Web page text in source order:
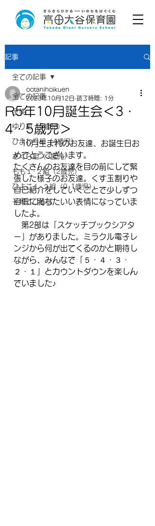
記事
全ての記事
全体
ゆり組（5歳児）
ひまわり組（4歳児）
さくら組（3歳児）
もも１･２組（2歳児）
ひよこ１･２組（0･1歳児）
子育てひろば
全ての記事
R5年10月誕生会＜3・
4・5歳児＞
ootanihoikuen
2023年10月12日 読了時間: 1分
10月生まれのお友達、お誕生日お
めでとうございます。
たくさんのお友達を目の前にして緊
張した様子のお友達。くす玉割りや
自己紹介をしていくことで少しずつ
自信に満ちたいい表情になっていま
したよ。
第2部は「スケッチブックシアタ
ー」がありました。ミラクル電子レ
ンジから何が出てくるのかと期待し
ながら、みんなで「５・４・３・
２・１」とカウントダウンを楽しん
でいました♪